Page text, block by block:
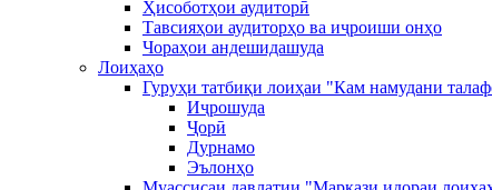
Ҳисоботҳои аудиторӣ
Тавсияҳои аудиторҳо ва иҷроиши онҳо
Чораҳои андешидашуда
Лоиҳаҳо
Гуруҳи татбиқи лоиҳаи "Кам намудани
Иҷрошуда
Ҷорӣ
Дурнамо
Эълонҳо